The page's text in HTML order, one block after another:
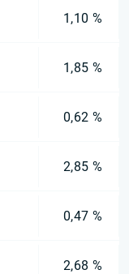
1,10 %
1,85 %
0,62 %
2,85 %
0,47 %
2,68 %